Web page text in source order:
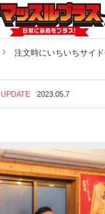
注文時にいちいちサイ
UPDATE 2023.05.7